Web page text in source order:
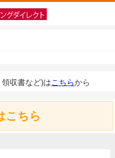
収書など)はこちらから
こちら